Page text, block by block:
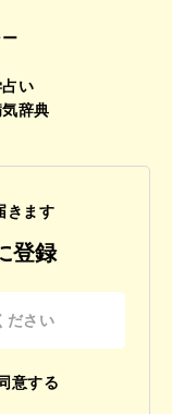
い
辞典
きます
登録
意する